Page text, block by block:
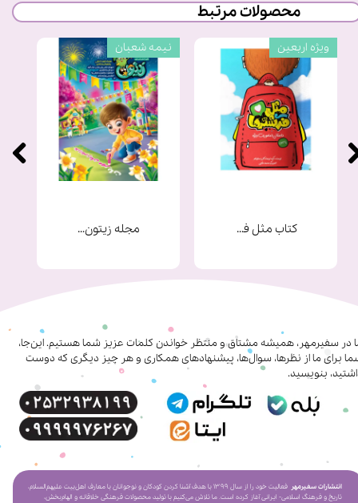
محصولات مرتبط
مجله زیتون شماره 9
نیمه شعبان
کتاب مثل فرشته ها
ویژه اربعین
در سفیرمهر، همیشه مشتاق و منتظر خواندن کلمات عزیز شما هستیم. این‌جا،
برای ما از نظرها، سوال‌ها، پیشنهادهای همکاری‌ و هر چیز دیگری که دوست
بنویسید.
انتشارات سفیرمهر
فعالیت خود را از سال ۱۳۹۹ با هدف آشنا کردن کودکان و نوجوانان با معارف اهل‌بیت علیهم‌السلام،
تاریخ و فرهنگ اسلامی- ایرانی آغاز کرده است. ما تلاش می‌کنیم با تولید محصولات فرهنگی خلاقانه و الهام‌بخش،